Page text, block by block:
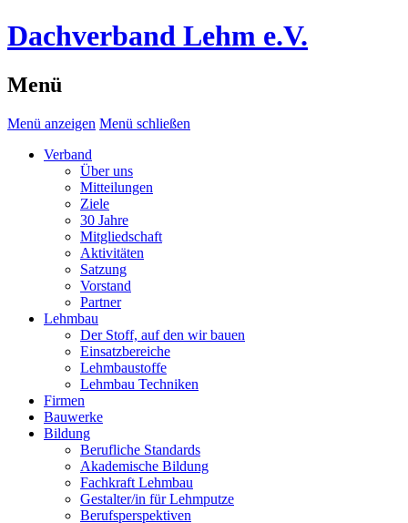
Dachverband Lehm e.V.
Menü
Menü anzeigen Menü schließen
Verband
Über uns
Mitteilungen
Ziele
30 Jahre
Mitgliedschaft
Aktivitäten
Satzung
Vorstand
Partner
Lehmbau
Der Stoff, auf den wir bauen
Einsatzbereiche
Lehmbaustoffe
Lehmbau Techniken
Firmen
Bauwerke
Bildung
Berufliche Standards
Akademische Bildung
Fachkraft Lehmbau
Gestalter/in für Lehmputze
Berufsperspektiven